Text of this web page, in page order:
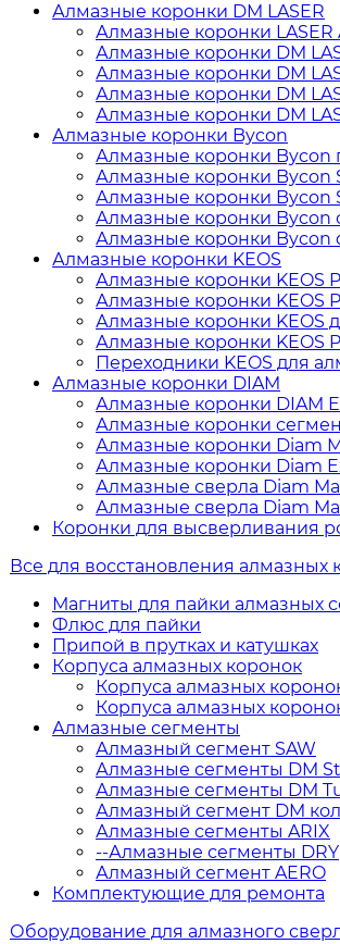
Алмазные коронки DM LASER
Алмазные коронки LASER
Алмазные коронки DM
Алмазные коронки DM
Алмазные коронки DM
Алмазные коронки DM
Алмазные коронки Bycon
Алмазные коронки Bycon
Алмазные коронки Bycon
Алмазные коронки Bycon
Алмазные коронки Bycon
Алмазные коронки Bycon
Алмазные коронки KEOS
Алмазные коронки KEOS
Алмазные коронки KEOS
Алмазные коронки KEOS
Алмазные коронки KEOS
Переходники KEOS для
Алмазные коронки DIAM
Алмазные коронки DIAM
Алмазные коронки
Алмазные коронки Diam
Алмазные коронки Diam
Алмазные сверла Diam
Алмазные сверла Diam
Коронки для высверливания
Все для восстановления алмазных
Магниты для пайки алмазных
Флюс для пайки
Припой в прутках и катушках
Корпуса алмазных коронок
Корпуса алмазных
Корпуса алмазных
Алмазные сегменты
Алмазный сегмент SAW
Алмазные сегменты DM
Алмазные сегменты DM
Алмазный сегмент DM
Алмазные сегменты ARIX
--Алмазные сегменты DRY
Алмазный сегмент AERO
Комплектующие для ремонта
Оборудование для алмазного